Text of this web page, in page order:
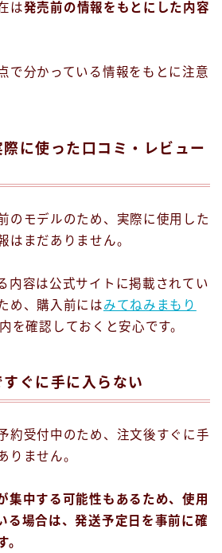
は発売前の情報をもとにした内容
で分かっている情報をもとに注意
に使った口コミ・レビュー
のモデルのため、実際に使用した
はまだありません。
内容は公式サイトに掲載されてい
め、購入前にはみてねみまもり
を確認しておくと安心です。
ぐに手に入らない
約受付中のため、注文後すぐに手
りません。
集中する可能性もあるため、使用
る場合は、発送予定日を事前に確
。